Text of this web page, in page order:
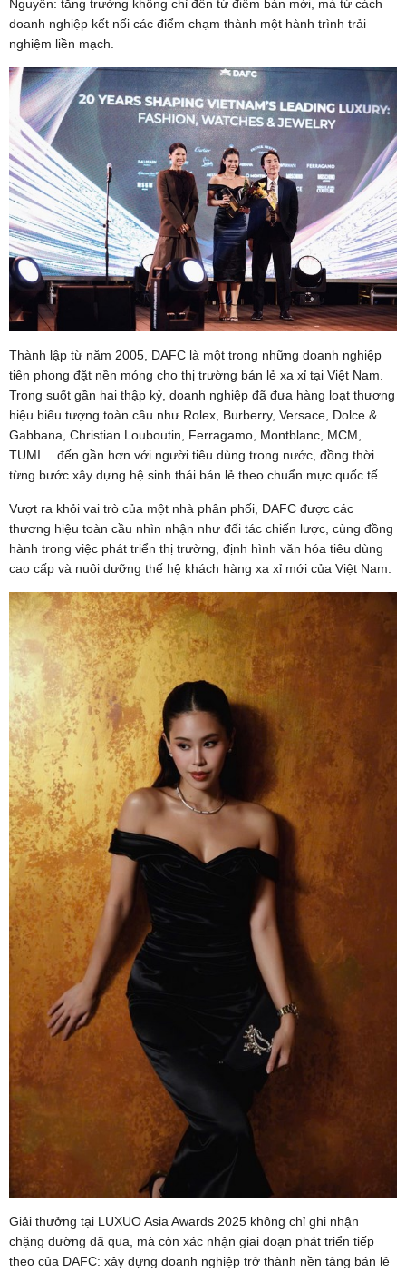
Nguyễn: tăng trưởng không chỉ đến từ điểm bán mới, mà từ cách
doanh nghiệp kết nối các điểm chạm thành một hành trình trải
nghiệm liền mạch.
Thành lập từ năm 2005, DAFC là một trong những doanh nghiệp
tiên phong đặt nền móng cho thị trường bán lẻ xa xỉ tại Việt Nam.
Trong suốt gần hai thập kỷ, doanh nghiệp đã đưa hàng loạt thương
hiệu biểu tượng toàn cầu như Rolex, Burberry, Versace, Dolce &
Gabbana, Christian Louboutin, Ferragamo, Montblanc, MCM,
TUMI… đến gần hơn với người tiêu dùng trong nước, đồng thời
từng bước xây dựng hệ sinh thái bán lẻ theo chuẩn mực quốc tế.
Vượt ra khỏi vai trò của một nhà phân phối, DAFC được các
thương hiệu toàn cầu nhìn nhận như đối tác chiến lược, cùng đồng
hành trong việc phát triển thị trường, định hình văn hóa tiêu dùng
cao cấp và nuôi dưỡng thế hệ khách hàng xa xỉ mới của Việt Nam.
Giải thưởng tại LUXUO Asia Awards 2025 không chỉ ghi nhận
chặng đường đã qua, mà còn xác nhận giai đoạn phát triển tiếp
theo của DAFC: xây dựng doanh nghiệp trở thành nền tảng bán lẻ